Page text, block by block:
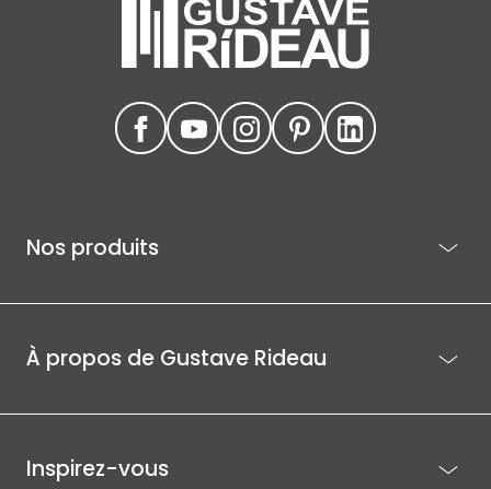
Nos produits
À propos de Gustave Rideau
Inspirez-vous